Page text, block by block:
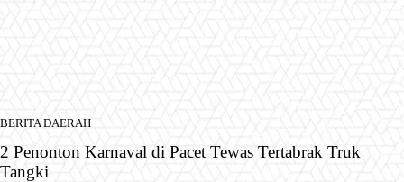
BERITA DAERAH
2 Penonton Karnaval di Pacet Tewas Tertabrak Truk
Tangki